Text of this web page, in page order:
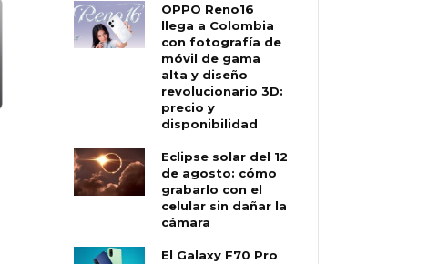
OPPO Reno16
llega a Colombia
con fotografía de
móvil de gama
alta y diseño
revolucionario 3D:
precio y
disponibilidad
Eclipse solar del 12
de agosto: cómo
grabarlo con el
celular sin dañar la
cámara
El Galaxy F70 Pro